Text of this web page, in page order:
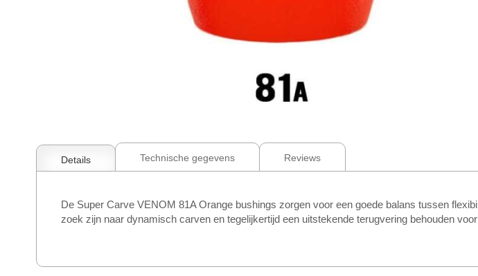
gallerij
Details
De Super Carve VENOM 81A Orange bushings zorgen voor een goede balans tussen
zoek zijn naar dynamisch carven en tegelijkertijd een uitstekende terugvering behouden
Technische gegevens Reviews